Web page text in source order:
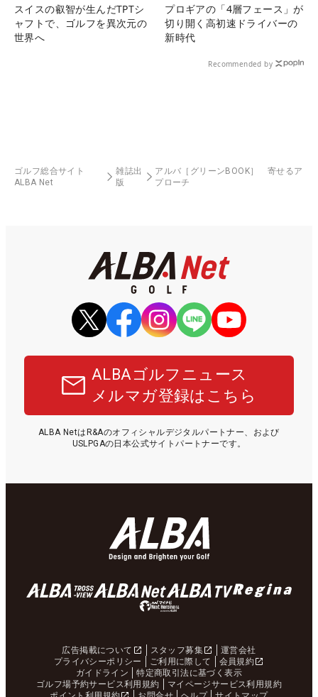
スイスの叡智が生んだTPTシ
ャフトで、ゴルフを異次元の
世界へ
プロギアの「4層フェース」が
切り開く高初速ドライバーの
新時代
Recommended by
ゴルフ総合サイト
ALBA Net
雑誌出
版
アルバ［グリーンBOOK］ 寄せるア
プローチ
ALBAゴルフニュース
メルマガ登録はこちら
ALBA NetはR&Aのオフィシャルデジタルパートナー、および
USLPGAの日本公式サイトパートナーです。
広告掲載について スタッフ募集
運営会社
プライバシーポリシー
ご利用に際して
会員規約
ガイドライン
特定商取引法に基づく表示
ゴルフ場予約サービス利用規約
マイページサービス利用規約